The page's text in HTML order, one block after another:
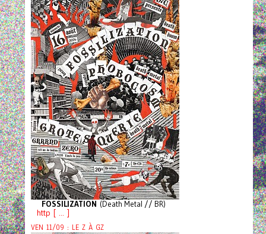
FOSSILIZATION (Death Metal // BR)
http [ ... ]
VEN 11/09 : LE Z À GZ